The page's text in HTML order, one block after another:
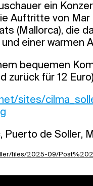
ein
Auftritte von Mar
(Mallorca), die
einer warmen
bequemen
zurück für 12
sites/
Puerto de Soller,
files/2025-09/